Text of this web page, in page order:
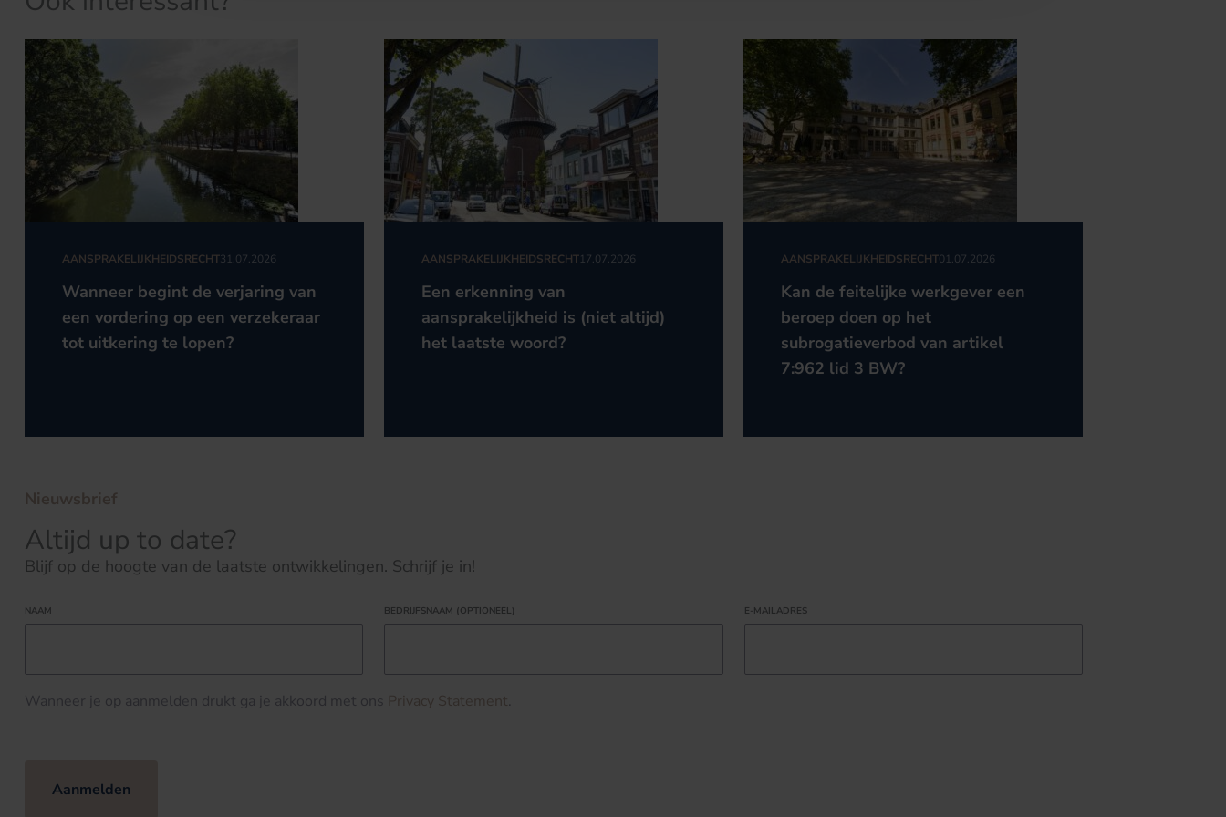
AANSPRAKELIJKHEIDSRECHT31.07.2026
Wanneer begint de verjaring van
een vordering op een verzekeraar
tot uitkering te lopen?
AANSPRAKELIJKHEIDSRECHT17.07.2026
Een erkenning van
aansprakelijkheid is (niet altijd)
het laatste woord?
AANSPRAKELIJKHEIDSRECHT01.07.2026
Kan de feitelijke werkgever een
beroep doen op het
subrogatieverbod van artikel
7:962 lid 3 BW?
Nieuwsbrief
Altijd up to date?
Blijf op de hoogte van de laatste ontwikkelingen. Schrijf je in!
NAAM BEDRIJFSNAAM (OPTIONEEL) E-MAILADRES
Wanneer je op aanmelden drukt ga je akkoord met ons Privacy Statement.
Aanmelden